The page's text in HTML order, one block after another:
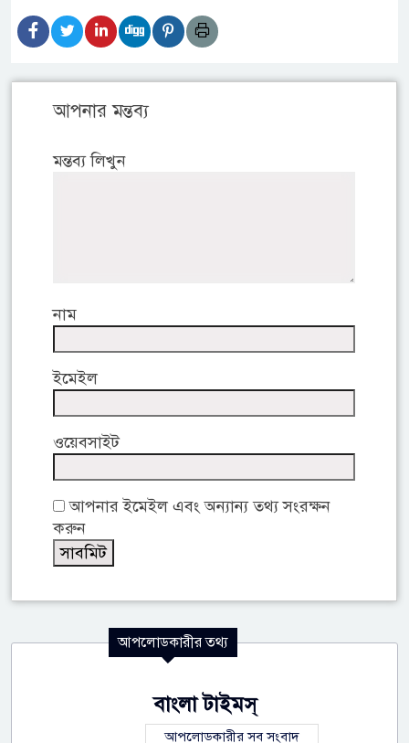
আপনার মন্তব্য
মন্তব্য লিখুন
নাম
ইমেইল
ওয়েবসাইট
আপনার ইমেইল এবং অন্যান্য তথ্য সংরক্ষন
করুন
আপলোডকারীর তথ্য
বাংলা টাইমস্
আপলোডকারীর সব সংবাদ